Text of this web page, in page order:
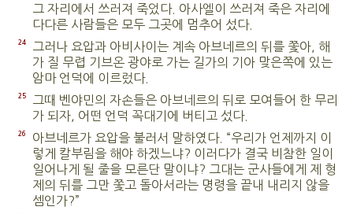
그 자리에서 쓰러져 죽었다. 아사엘이 쓰러져 죽은 자리에
다다른 사람들은 모두 그곳에 멈추어 섰다.
24
그러나 요압과 아비사이는 계속 아브네르의 뒤를 쫓아, 해
가 질 무렵 기브온 광야로 가는 길가의 기아 맞은쪽에 있는
암마 언덕에 이르렀다.
25
그때 벤야민의 자손들은 아브네르의 뒤로 모여들어 한 무리
가 되자, 어떤 언덕 꼭대기에 버티고 섰다.
26
아브네르가 요압을 불러서 말하였다. “우리가 언제까지 이
렇게 칼부림을 해야 하겠느냐? 이러다가 결국 비참한 일이
일어나게 될 줄을 모른단 말이냐? 그대는 군사들에게 제 형
제의 뒤를 그만 쫓고 돌아서라는 명령을 끝내 내리지 않을
셈인가?”